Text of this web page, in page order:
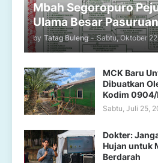
Mbah Segoropuro
Ulama Besar Pasuruan
by Tatag Buleng - Sabtu, Oktober
MCK Baru
Dibuatkan
Kodim 0904/
Sabtu, Juli 25,
Dokter:
Hujan untuk
Berdarah